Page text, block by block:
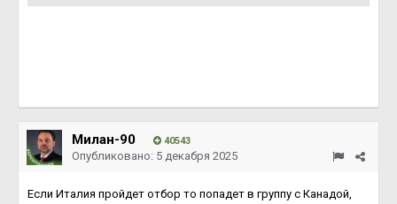
Милан-90 40543
Опубликовано: 5 декабря 2025
Если Италия пройдет отбор то попадет в группу с Канадой,